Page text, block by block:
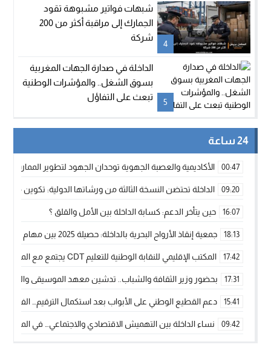
4
شبهات فواتير مشبوهة تقود
الجمارك إلى مراقبة أكثر من 200
شركة
5
الداخلة في صدارة الجهات المغربية
بسوق الشغل.. والمؤشرات الوطنية
تبعث على التفاؤل
24 ساعة
00:47 الأكاديمية والعصبة الجهوية توحدان الجهود لتطوير الممارسة
09:20 الداخلة تحتضن النسخة الثالثة من ورشاتها الدولية: تكوين
16:07 حين يتأخر الدعم: كسابة الداخلة بين الأمل والقلق ؟
18:13 جمعية إنقاذ الأرواح البحرية بالداخلة: حصيلة 2025 بين مهام الإنقاذ ومشروع “دار البحار”
17:42 المكتب الإقليمي للنقابة الوطنية للتعليم CDT يجتمع مع المدير الإقليمي لمناقشة ملفات جوهرية لنساء ورجال التعليم
17:31 بحضور وزير الثقافة والشباب.. تدشين معهد الموسيقى والفنون
15:41 دعم القطيع الوطني على الأبواب بعد استكمال الترقيم…
09:42 نساء الداخلة بين التهميش الاقتصادي والاجتماعي… في المؤسسات